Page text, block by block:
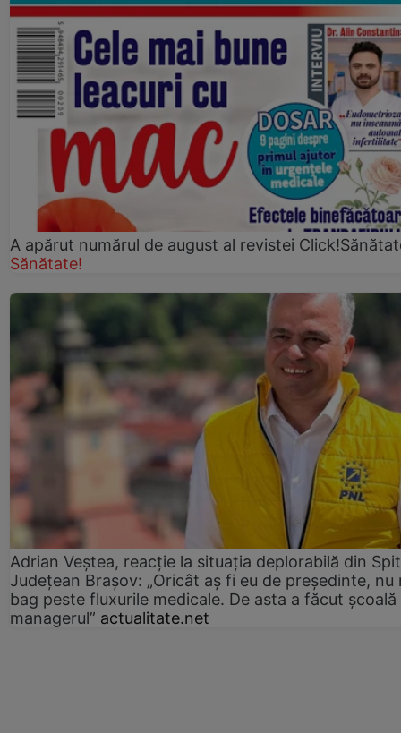
A apărut numărul de august al revistei
Sănătate!
Adrian Veștea, reacție la situația deplorabilă din
Județean Brașov: „Oricât aș fi eu de președinte, nu
bag peste fluxurile medicale. De asta a făcut școală
managerul” actualitate.net